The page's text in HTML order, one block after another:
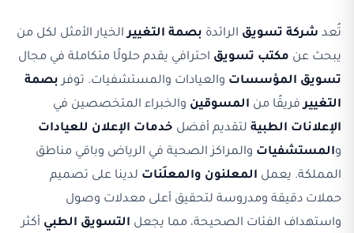
تُعدشركة تسويقالرائدةبصمة التغييرالخيار الأمثل لكل من
يبحث عنمكتب تسويقاحترافي يقدم حلولًا متكاملة في مجال
تسويق المؤسساتوالعيادات والمستشفيات. توفربصمة
التغييرفريقًا منالمسوقينوالخبراء المتخصصين في
الإعلانات الطبيةلتقديم أفضلخدمات الإعلان للعيادات
المستشفياتوالمراكز الصحية في الرياض وباقي مناطق
المملكة. يعملالمعلنون والمعلَناتلدينا على تصميم
حملات دقيقة ومدروسة لتحقيق أعلى معدلات وصول
واستهداف الفئات الصحيحة، مما يجعلالتسويق الطبيأكثر